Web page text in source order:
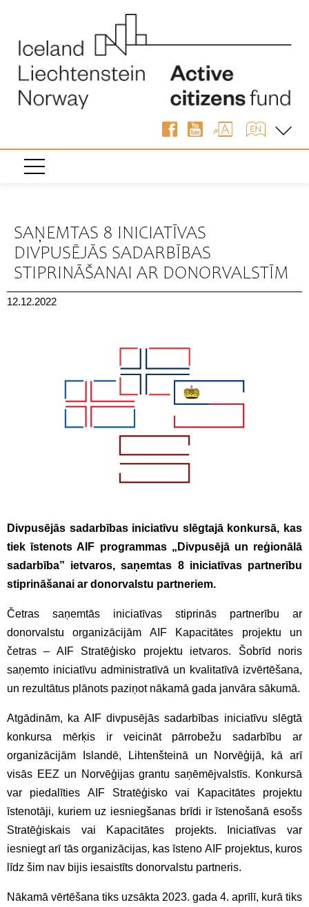
SAŅEMTAS 8 INICIATĪVAS
DIVPUSĒJĀS SADARBĪBAS
STIPRINĀŠANAI AR DONORVALSTĪM
12.12.2022
Divpusējās sadarbības iniciatīvu slēgtajā konkursā, kas
tiek īstenots AIF programmas „Divpusējā un reģionālā
sadarbība” ietvaros, saņemtas 8 iniciatīvas partnerību
stiprināšanai ar donorvalstu partneriem.
Četras saņemtās iniciatīvas stiprinās partnerību ar
donorvalstu organizācijām AIF Kapacitātes projektu un
četras – AIF Stratēģisko projektu ietvaros. Šobrīd noris
saņemto iniciatīvu administratīvā un kvalitatīvā izvērtēšana,
un rezultātus plānots paziņot nākamā gada janvāra sākumā.
Atgādinām, ka AIF divpusējās sadarbības iniciatīvu slēgtā
konkursa mērķis ir veicināt pārrobežu sadarbību ar
organizācijām Islandē, Lihtenšteinā un Norvēģijā, kā arī
visās EEZ un Norvēģijas grantu saņēmējvalstīs. Konkursā
var piedalīties AIF Stratēģisko vai Kapacitātes projektu
īstenotāji, kuriem uz iesniegšanas brīdi ir īstenošanā esošs
Stratēģiskais vai Kapacitātes projekts. Iniciatīvas var
iesniegt arī tās organizācijas, kas īsteno AIF projektus, kuros
līdz šim nav bijis iesaistīts donorvalstu partneris.
Nākamā vērtēšana tiks uzsākta 2023. gada 4. aprīlī, kurā tiks